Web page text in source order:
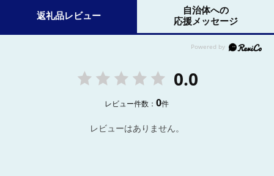
返礼品レビュー
自治体への
応援メッセージ
0.0
レビュー件数：0件
レビューはありません。